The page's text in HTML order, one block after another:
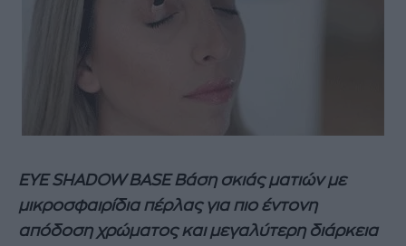
EYE SHADOW BASE Βάση σκιάς ματιών με
μικροσφαιρίδια πέρλας για πιο έντονη
απόδοση χρώματος και μεγαλύτερη διάρκεια